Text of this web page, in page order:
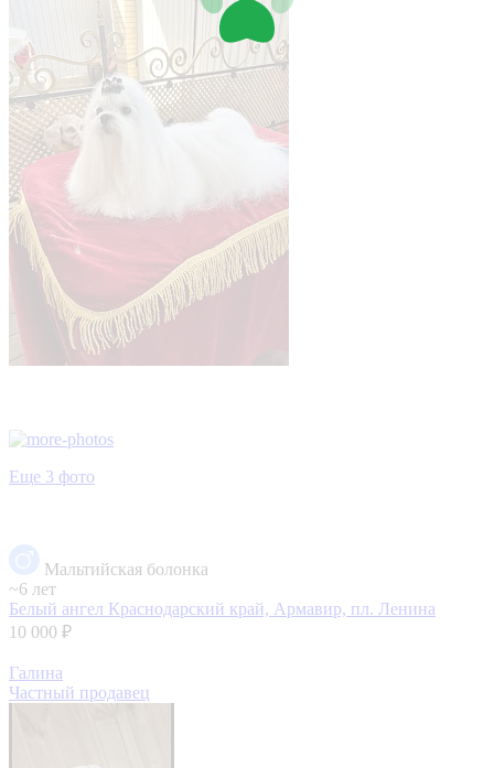
Еще 3 фото
Мальтийская болонка
~6 лет
Белый ангел Краснодарский край, Армавир, пл. Ленина
10 000 ₽
Галина
Частный продавец